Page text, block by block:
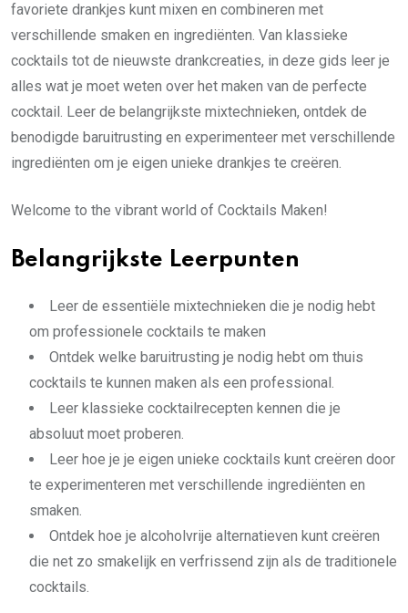
favoriete drankjes kunt mixen en combineren met
verschillende smaken en ingrediënten. Van klassieke
cocktails tot de nieuwste drankcreaties, in deze gids leer je
alles wat je moet weten over het maken van de perfecte
cocktail. Leer de belangrijkste mixtechnieken, ontdek de
benodigde baruitrusting en experimenteer met verschillende
ingrediënten om je eigen unieke drankjes te creëren.
Welcome to the vibrant world of Cocktails Maken!
Belangrijkste Leerpunten
Leer de essentiële mixtechnieken die je nodig hebt
om professionele cocktails te maken
Ontdek welke baruitrusting je nodig hebt om thuis
cocktails te kunnen maken als een professional.
Leer klassieke cocktailrecepten kennen die je
absoluut moet proberen.
Leer hoe je je eigen unieke cocktails kunt creëren door
te experimenteren met verschillende ingrediënten en
smaken.
Ontdek hoe je alcoholvrije alternatieven kunt creëren
die net zo smakelijk en verfrissend zijn als de traditionele
cocktails.